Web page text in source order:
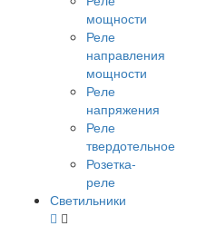
мощности
Реле
направления
мощности
Реле
напряжения
Реле
твердотельное
Розетка-
реле
Светильники